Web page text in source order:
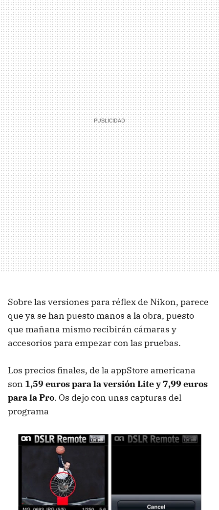
Sobre las versiones para réflex de Nikon, parece
que ya se han puesto manos a la obra, puesto
que mañana mismo recibirán cámaras y
accesorios para empezar con las pruebas.
Los precios finales, de la appStore americana
son 1,59 euros para la versión Lite y 7,99 euros
para la Pro. Os dejo con unas capturas del
programa